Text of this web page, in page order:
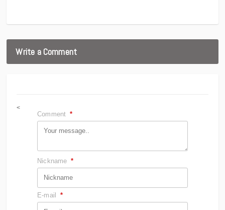
Write a Comment
<
Comment *
Nickname *
E-mail *